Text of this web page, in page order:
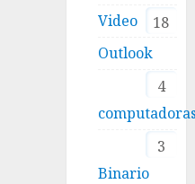
Video
18
Outlook
4
3
Binario